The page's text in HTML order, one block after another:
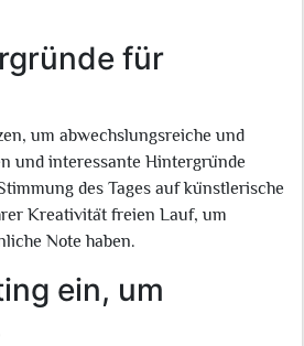
für
um abwechslungsreiche und
und interessante Hintergründe
des Tages auf künstlerische
Kreativität freien Lauf, um
Note haben.
ein, um